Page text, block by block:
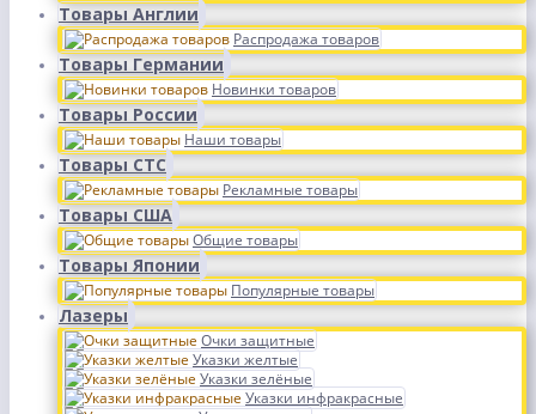
Товары Англии
Распродажа товаров
Товары Германии
Новинки товаров
Товары России
Наши товары
Товары СТС
Рекламные товары
Товары США
Общие товары
Товары Японии
Популярные товары
Лазеры
Очки защитные
Указки желтые
Указки зелёные
Указки инфракрасные